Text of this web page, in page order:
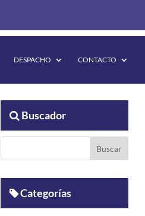
DESPACHO CONTACTO
Buscador
Categorías